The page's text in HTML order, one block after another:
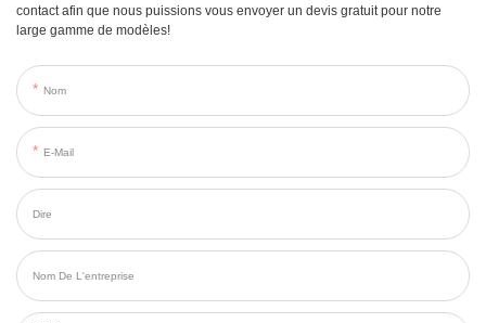
contact afin que nous puissions vous envoyer un devis gratuit pour notre
large gamme de modèles!
Nom
E-Mail
Dire
Nom De L'entreprise